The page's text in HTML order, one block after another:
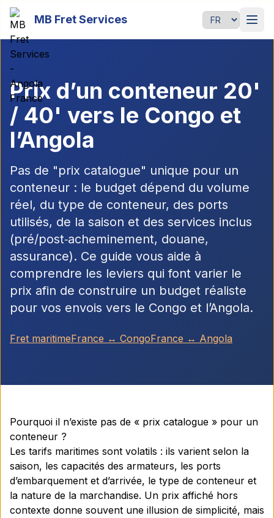
Passer au contenu principal
MB Fret Services
Langue
Prix d’un conteneur 20'
/ 40' vers le Congo et
l’Angola
Pas de "prix catalogue" unique pour un
conteneur : le budget dépend du volume
réel, du type de conteneur, des ports
utilisés, de la saison et des services inclus
(pré/post‑acheminement, douane,
assurance). Ce guide vous aide à
comprendre les leviers qui font varier le
prix afin de construire un budget réaliste
pour vos envois vers le Congo et l’Angola.
Fret maritimeFrance ↔ CongoFrance ↔ Angola
Pourquoi il n’existe pas de « prix catalogue » pour un
conteneur ?
Les tarifs maritimes sont volatils : ils varient selon la
saison, les capacités des armateurs, les ports
d’embarquement et d’arrivée, le type de conteneur et
la nature de la marchandise. Un prix affiché hors
contexte donne souvent une illusion de simplicité, mais